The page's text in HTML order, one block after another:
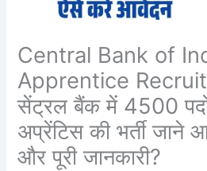
Central Bank of
Apprentice
सेंट्रल बैंक में 4500
अप्रेंटिस की भर्ती जाने
और पूरी जानकारी?